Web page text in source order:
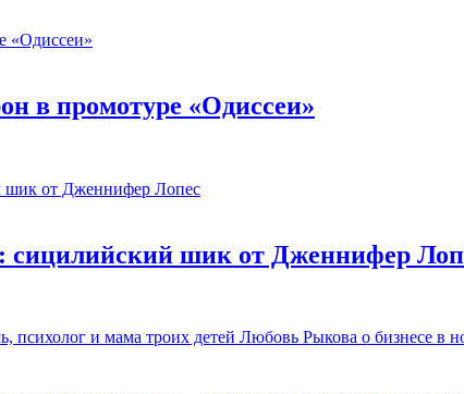
в промотуре «Одиссеи»
шик от Дженнифер